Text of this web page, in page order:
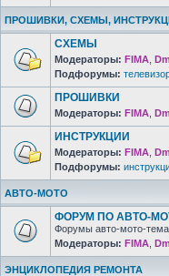
ПРОШИВКИ, СХЕМЫ,
СХЕМЫ
Модераторы: FIMA
Подфорумы:
ПРОШИВКИ
Модераторы: FIMA
ИНСТРУКЦИИ
Модераторы: FIMA
Подфорумы:
АВТО-МОТО
ФОРУМ ПО АВТО-
Форумы авто-мото-
Модераторы: FIMA
ЭНЦИКЛОПЕДИЯ РЕМОНТА